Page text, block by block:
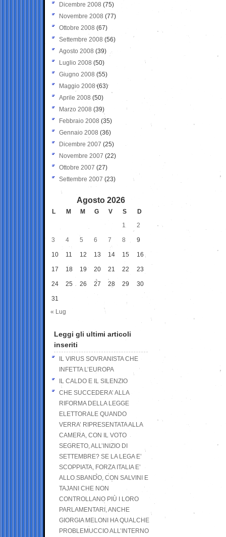
Dicembre 2008 (75)
Novembre 2008 (77)
Ottobre 2008 (67)
Settembre 2008 (56)
Agosto 2008 (39)
Luglio 2008 (50)
Giugno 2008 (55)
Maggio 2008(63)
Aprile 2008 (50)
Marzo 2008 (39)
Febbraio 2008 (35)
Gennaio 2008 (36)
Dicembre 2007 (25)
Novembre 2007 (22)
Ottobre 2007 (27)
Settembre 2007 (23)
Agosto 2026
L M M G V S
D
1
2
3 4 5 6 7 8 9
10 11 12 13 14 15 16
17 18 19 20 21 22 23
24 25 26 27 28 29 30
31
« Lug
Leggi gli ultimi articoli
inseriti
IL VIRUS SOVRANISTA CHE
INFETTA L’EUROPA
IL CALDO E IL SILENZIO
CHE SUCCEDERA’ ALLA
RIFORMA DELLA LEGGE
ELETTORALE QUANDO
VERRA’ RIPRESENTATA ALLA
CAMERA, CON IL VOTO
SEGRETO, ALL’INIZIO DI
SETTEMBRE? SE LA LEGA E’
SCOPPIATA, FORZA ITALIA E’
ALLO SBANDO, CON SALVINI E
TAJANI CHE NON
CONTROLLANO PIÙ I LORO
PARLAMENTARI, ANCHE
GIORGIA MELONI HA QUALCHE
PROBLEMUCCIO ALL’INTERNO